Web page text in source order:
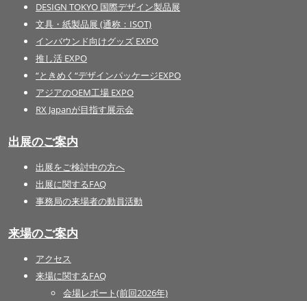
DESIGN TOKYO 国際デザイン製品展
文具・紙製品展 (通称：ISOT)
インバウンド向けグッズ EXPO
推し活 EXPO
“ときめく“デザインパッケージEXPO
アジアのOEM工場 EXPO
RX Japanが目指す展示会
出展のご案内
出展をご検討中の方へ
出展に関するFAQ
事務局の来場者の動員活動
来場のご案内
アクセス
来場に関するFAQ
会場レポート(前回2026年)